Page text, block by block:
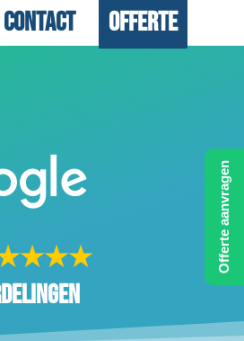
Contact Offerte
Offerte aanvragen